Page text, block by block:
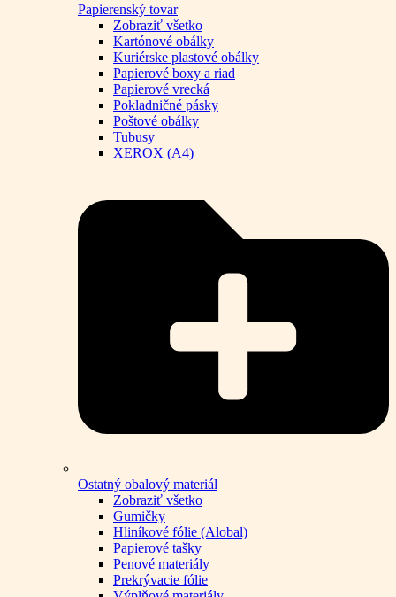
Papierenský tovar
Zobraziť všetko
Kartónové obálky
Kuriérske plastové obálky
Papierové boxy a riad
Papierové vrecká
Pokladničné pásky
Poštové obálky
Tubusy
XEROX (A4)
Ostatný obalový materiál
Zobraziť všetko
Gumičky
Hliníkové fólie (Alobal)
Papierové tašky
Penové materiály
Prekrývacie fólie